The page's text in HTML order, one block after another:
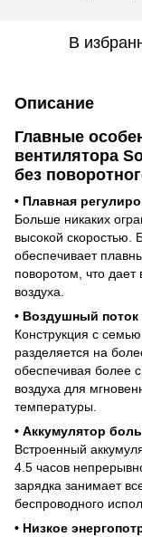
В
Описание
Главные
вентилятора
без
• Плавная
Больше никаких
высокой скоростью.
обеспечивает
поворотом, что дает
воздуха.
• Воздушный
Конструкция с
разделяется на
обеспечивая более
воздуха для
температуры.
• Аккумулятор
Встроенный
4.5 часов
зарядка занимает
беспроводного
• Низкое